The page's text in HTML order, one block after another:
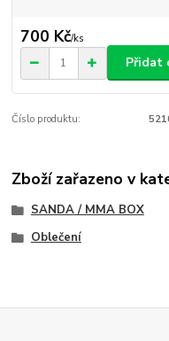
700 Kč/ks
Přidat
Číslo produktu:
Zboží zařazeno v
SANDA / MMA BOX
Oblečení